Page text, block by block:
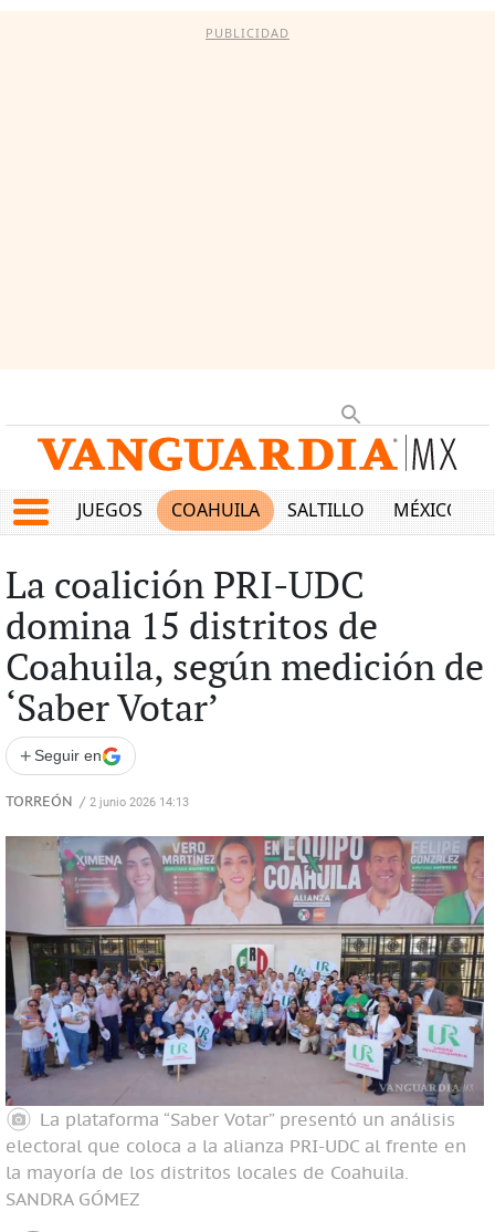
PUBLICIDAD
JUEGOS COAHUILA SALTILLO MÉXICO
La coalición PRI-UDC
domina 15 distritos de
Coahuila, según medición de
‘Saber Votar’
+ Seguir en
TORREÓN / 2 junio 2026 14:13
La plataforma “Saber Votar” presentó un análisis
electoral que coloca a la alianza PRI-UDC al frente en
la mayoría de los distritos locales de Coahuila.
SANDRA GÓMEZ